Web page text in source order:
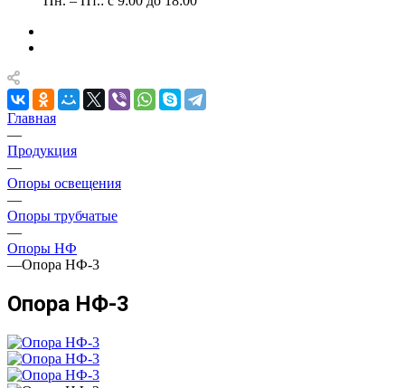
Главная
—
Продукция
—
Опоры освещения
—
Опоры трубчатые
—
Опоры НФ
—Опора НФ-3
Опора НФ-3